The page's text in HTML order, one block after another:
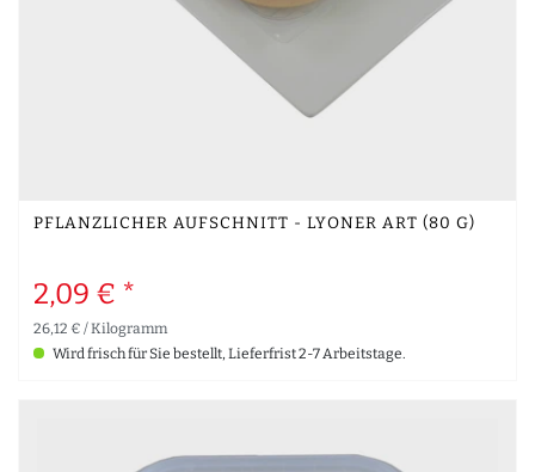
PFLANZLICHER AUFSCHNITT - LYONER ART (80 G)
2,09 € *
26,12 € / Kilogramm
Wird frisch für Sie bestellt, Lieferfrist 2-7 Arbeitstage.